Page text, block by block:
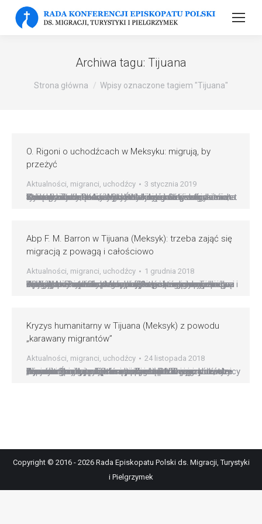
Archiwa tagu: Tijuana
Strona główna Wpisy oznaczone tagiem "Tijuana"
O. Rigoni o uchodźcach w Meksyku: migrują, by
przeżyć
Aktualności, migranci, uchodźcy 3 stycznia 2019
Trwa dramat uchodźców z tzw. karawany migrantów, która przeszła z Ameryki Środkowej do granicy ze Stanami Zjednoczonymi w Meksyku. Szli setki, a nawet tysiące kilometrów, aby dostać się do lepszego świata. Zostali zatrzymani na granicy i dziś nie widać dla nich dobrego rozwiązania. O sytuacji migrantów w wywiadzie dla Radia Watykańskiego mówi włoski skalabrynianin, który…
Abp F. M. Barron w Tijuana (Meksyk): trzeba zająć się
migracją z powagą i całościowo
Aktualności, migranci, uchodźcy 1 grudnia 2018
Apeluję do rządów amerykańskiego, meksykańskiego i krajów Ameryki Centralnej, aby z powagą i w sposób całościowy stawiły czoła problemowi migracji, z uwzględnieniem wsparcia krajów, z których pochodzą emigranci. Do nich zaś apeluję o poszanowanie prawa i zaniechanie aktów przemocy ? to słowa arcybiskupa Tijuany, meksykańskiego miasta leżącego na granicy z USA. Abp Francisco Moreno Barrón…
Kryzys humanitarny w Tijuana (Meksyk) z powodu
„karawany migrantów”
Aktualności, migranci, uchodźcy 24 listopada 2018
Burmistrz miasta Tijuana poprosił ONZ o pomoc, aby zapobiec kryzysowi humaniatarnemu w jego mieście wywołanemu przybyciem tam ok. 5 000 migrantów z Ameryki Środkowej, którzy pragną przekroczyć w tym miejscu granicę ze Stanami Zjednoczonymi. Uczestnicy „karawany migrantów” są już ponad miesiąc w drodze. Obecnie znajdują się na obiekcie sportowym poza Tijuana. Opiekują się nimi wolonatriusze.…
Copyright © 2016 - 2026 Rada Episkopatu Polski ds. Migracji, Turystyki
i Pielgrzymek